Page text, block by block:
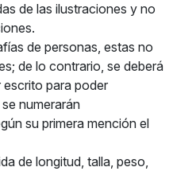
de las ilustraciones y no
de personas, estas no
de lo contrario, se deberá
para poder
numerarán
su primera mención el
de longitud, talla, peso,